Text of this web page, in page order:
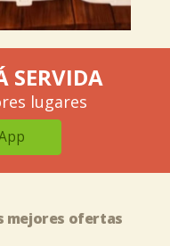
SERVIDA
lugares
mejores ofertas